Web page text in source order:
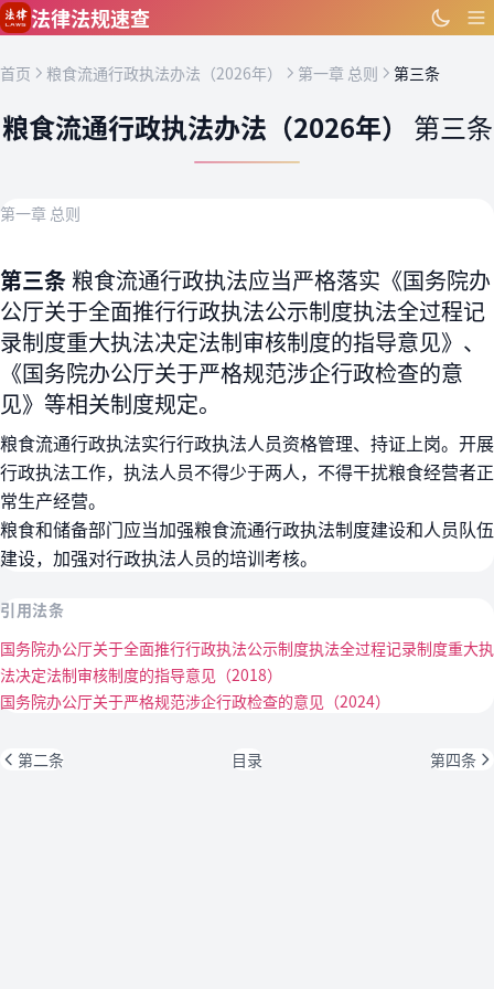
跳到主要内容
法律法规速查
首页 粮食流通行政执法办法（2026年） 第一章 总则 第三条
粮食流通行政执法办法（2026年） 第三条
第一章 总则
第三条粮食流通行政执法应当严格落实《国务院办
公厅关于全面推行行政执法公示制度执法全过程记
录制度重大执法决定法制审核制度的指导意见》、
《国务院办公厅关于严格规范涉企行政检查的意
见》等相关制度规定。
粮食流通行政执法实行行政执法人员资格管理、持证上岗。开展
行政执法工作，执法人员不得少于两人，不得干扰粮食经营者正
常生产经营。
粮食和储备部门应当加强粮食流通行政执法制度建设和人员队伍
建设，加强对行政执法人员的培训考核。
引用法条
国务院办公厅关于全面推行行政执法公示制度执法全过程记录制度重大执
法决定法制审核制度的指导意见（2018）
国务院办公厅关于严格规范涉企行政检查的意见（2024）
第二条 目录 第四条